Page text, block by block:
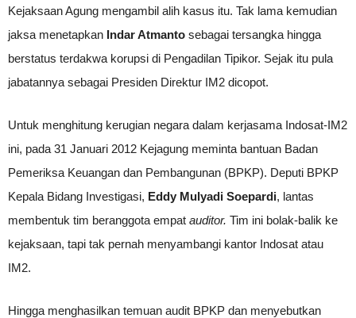
Kejaksaan Agung mengambil alih kasus itu. Tak lama kemudian
jaksa menetapkan Indar Atmanto sebagai tersangka hingga
berstatus terdakwa korupsi di Pengadilan Tipikor. Sejak itu pula
jabatannya sebagai Presiden Direktur IM2 dicopot.
Untuk menghitung kerugian negara dalam kerjasama Indosat-IM2
ini, pada 31 Januari 2012 Kejagung meminta bantuan Badan
Pemeriksa Keuangan dan Pembangunan (BPKP). Deputi BPKP
Kepala Bidang Investigasi, Eddy Mulyadi Soepardi, lantas
membentuk tim beranggota empat auditor. Tim ini bolak-balik ke
kejaksaan, tapi tak pernah menyambangi kantor Indosat atau
IM2.
Hingga menghasilkan temuan audit BPKP dan menyebutkan